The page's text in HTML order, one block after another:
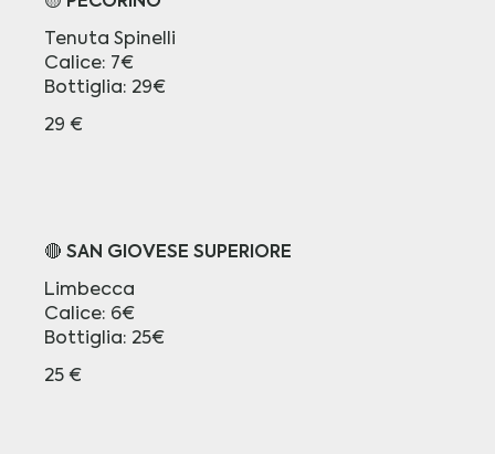
Tenuta Spinelli
Calice: 7€
Bottiglia: 29€
29 €
🔴 SAN GIOVESE SUPERIORE
Limbecca
Calice: 6€
25 €